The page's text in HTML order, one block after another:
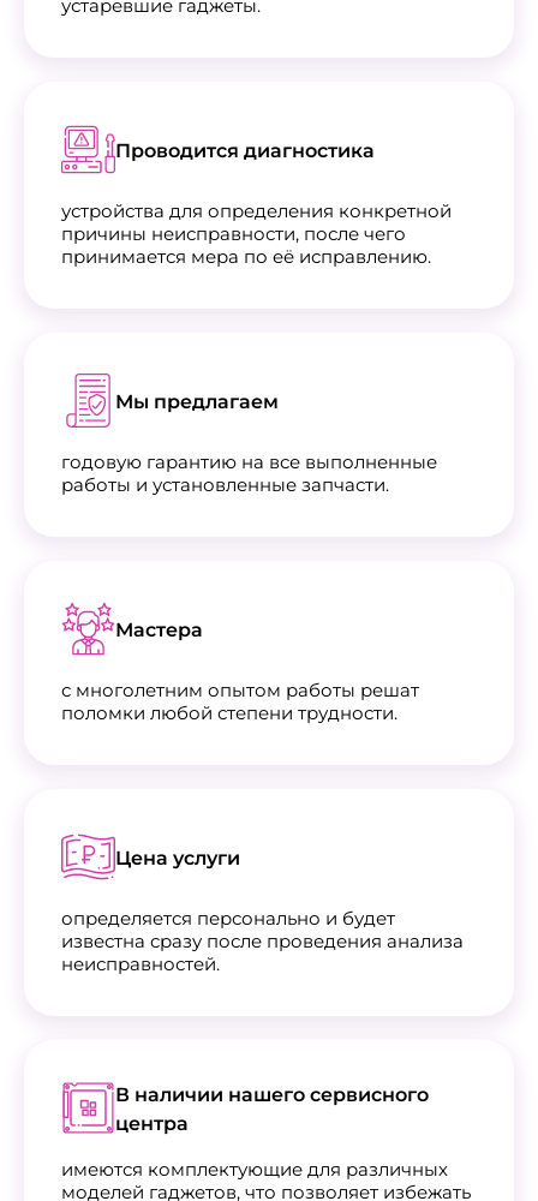
устаревшие гаджеты.
Проводится диагностика
устройства для определения конкретной
причины неисправности, после чего
принимается мера по её исправлению.
Мы предлагаем
годовую гарантию на все выполненные
работы и установленные запчасти.
Мастера
с многолетним опытом работы решат
поломки любой степени трудности.
Цена услуги
определяется персонально и будет
известна сразу после проведения анализа
неисправностей.
В наличии нашего сервисного
центра
имеются комплектующие для различных
моделей гаджетов, что позволяет избежать